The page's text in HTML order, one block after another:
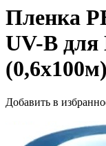
Пленка
UV-B для
(0,6х100м)
Добавить в